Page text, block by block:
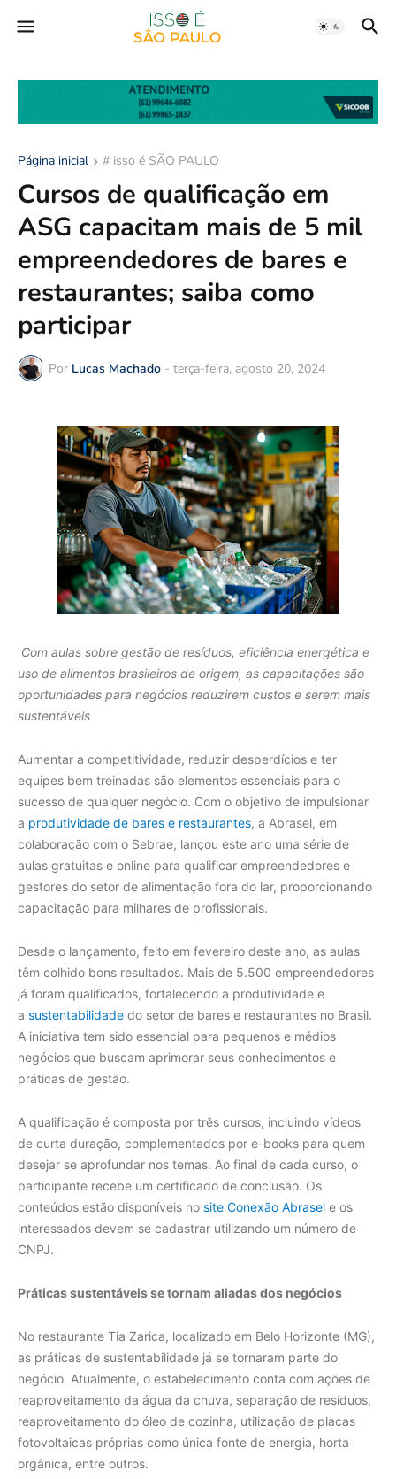
Página inicial # isso é SÃO PAULO
Cursos de qualificação em
ASG capacitam mais de 5 mil
empreendedores de bares e
restaurantes; saiba como
participar
Por Lucas Machado - terça-feira, agosto 20, 2024
Com aulas sobre gestão de resíduos, eficiência energética e
uso de alimentos brasileiros de origem, as capacitações são
oportunidades para negócios reduzirem custos e serem mais
sustentáveis
Aumentar a competitividade, reduzir desperdícios e ter
equipes bem treinadas são elementos essenciais para o
sucesso de qualquer negócio. Com o objetivo de impulsionar
a produtividade de bares e restaurantes, a Abrasel, em
colaboração com o Sebrae, lançou este ano uma série de
aulas gratuitas e online para qualificar empreendedores e
gestores do setor de alimentação fora do lar, proporcionando
capacitação para milhares de profissionais.
Desde o lançamento, feito em fevereiro deste ano, as aulas
têm colhido bons resultados. Mais de 5.500 empreendedores
já foram qualificados, fortalecendo a produtividade e
a sustentabilidade do setor de bares e restaurantes no Brasil.
A iniciativa tem sido essencial para pequenos e médios
negócios que buscam aprimorar seus conhecimentos e
práticas de gestão.
A qualificação é composta por três cursos, incluindo vídeos
de curta duração, complementados por e-books para quem
desejar se aprofundar nos temas. Ao final de cada curso, o
participante recebe um certificado de conclusão. Os
conteúdos estão disponíveis no site Conexão Abrasel e os
interessados devem se cadastrar utilizando um número de
CNPJ.
Práticas sustentáveis se tornam aliadas dos negócios
No restaurante Tia Zarica, localizado em Belo Horizonte (MG),
as práticas de sustentabilidade já se tornaram parte do
negócio. Atualmente, o estabelecimento conta com ações de
reaproveitamento da água da chuva, separação de resíduos,
reaproveitamento do óleo de cozinha, utilização de placas
fotovoltaicas próprias como única fonte de energia, horta
orgânica, entre outros.